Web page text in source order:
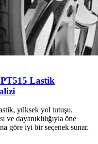
Lastik
yüksek yol tutuşu,
ve dayanıklılığıyla öne
göre iyi bir seçenek sunar.